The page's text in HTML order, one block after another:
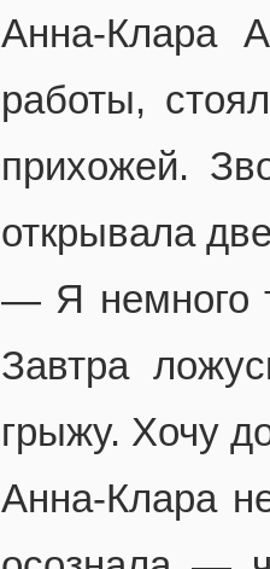
Анна-Клара
работы,
прихожей.
открывала
— Я немного
Завтра
грыжу. Хочу
Анна-Клара